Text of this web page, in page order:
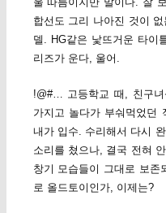
합선도 그리 나아진 것이
델. HG같은 낯뜨거운 타이
리즈가 운다, 울어.
!@#… 고등학교 때, 친구
가지고 놀다가 부숴먹었던
내가 입수. 수리해서 다시
소리를 쳤으나, 결국 전혀
창기 모습들이 그대로 보존
로 올드토이인가, 이제는?